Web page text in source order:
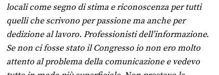
locali come segno di stima e riconoscenza per tutti
quelli che scrivono per passione ma anche per
dedizione al lavoro. Professionisti dell’informazione.
Se non ci fosse stato il Congresso io non ero molto
attento al problema della comunicazione e vedevo